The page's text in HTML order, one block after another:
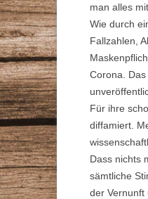
man alles
Wie durch
Fallzahlen,
Corona.
Für ihre
diffamiert.
Dass nichts
sämtliche
der Vernunft